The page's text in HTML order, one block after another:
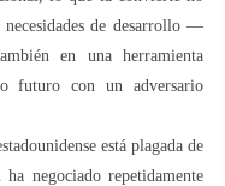
de desarrollo —
en una herramienta
futuro con un adversario
está plagada de
negociado repetidamente